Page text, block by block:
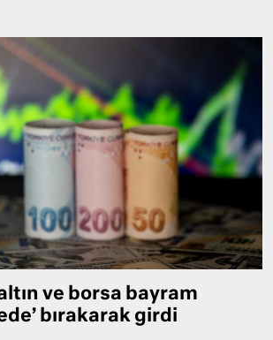
ve borsa bayram
bırakarak girdi